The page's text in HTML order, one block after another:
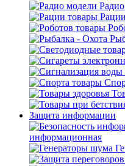
Защита информации
информационная